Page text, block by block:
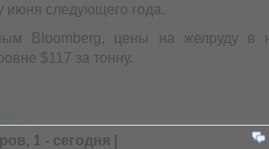
июня следующего года.
Bloomberg, цены на желруду в
$117 за тонну.
1 - сегодня |